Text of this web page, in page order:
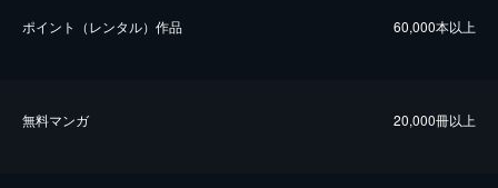
ポイント（レンタル）作品 60,000本以上
無料マンガ 20,000冊以上